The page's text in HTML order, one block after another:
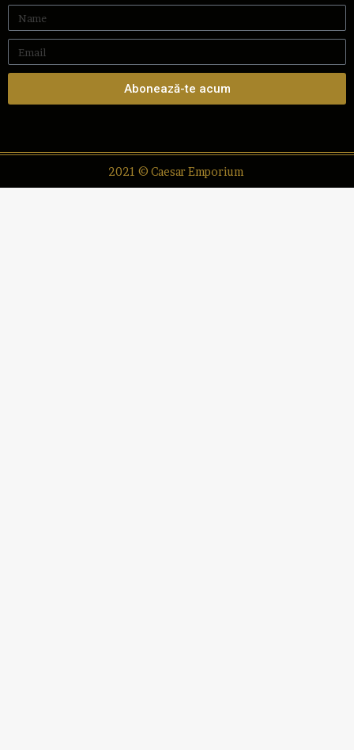
Abonează-te acum
2021 © Caesar Emporium